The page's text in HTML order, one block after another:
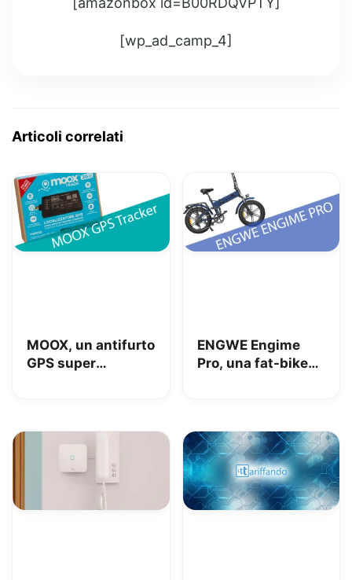
[wp_ad_camp_4]
Articoli correlati
MOOX, un antifurto
GPS super
solo: la nostra
ENGWE Engime
Pro, una fat-bike